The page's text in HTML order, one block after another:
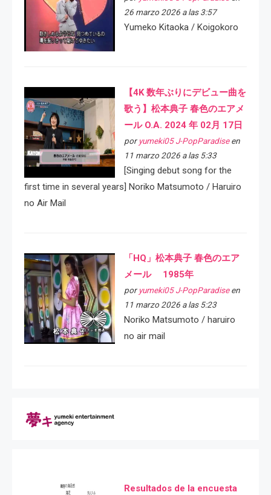
26 marzo 2026 a las 3:57
Yumeko Kitaoka / Koigokoro
【4K 数年ぶりにデビュー曲を
歌う】松本典子 春色のエアメ
ール O.A. 2024 年 02月 17日
por yumeki05 J-PopParadiseen
11 marzo 2026 a las 5:33
[Singing debut song for the
first time in several years] Noriko Matsumoto / Haruiro
no Air Mail
「HQ」松本典子 春色のエア
メール 1985年
por yumeki05 J-PopParadiseen
11 marzo 2026 a las 5:23
Noriko Matsumoto / haruiro
no air mail
Resultados de la encuesta